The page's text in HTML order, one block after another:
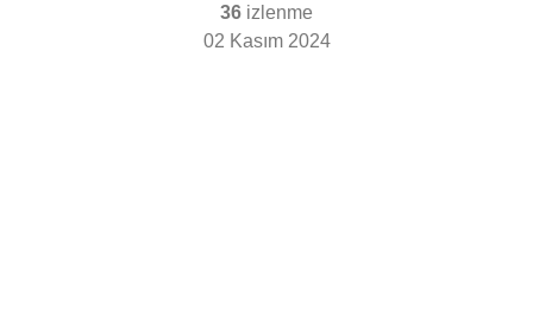
36 izlenme
02 Kasım 2024